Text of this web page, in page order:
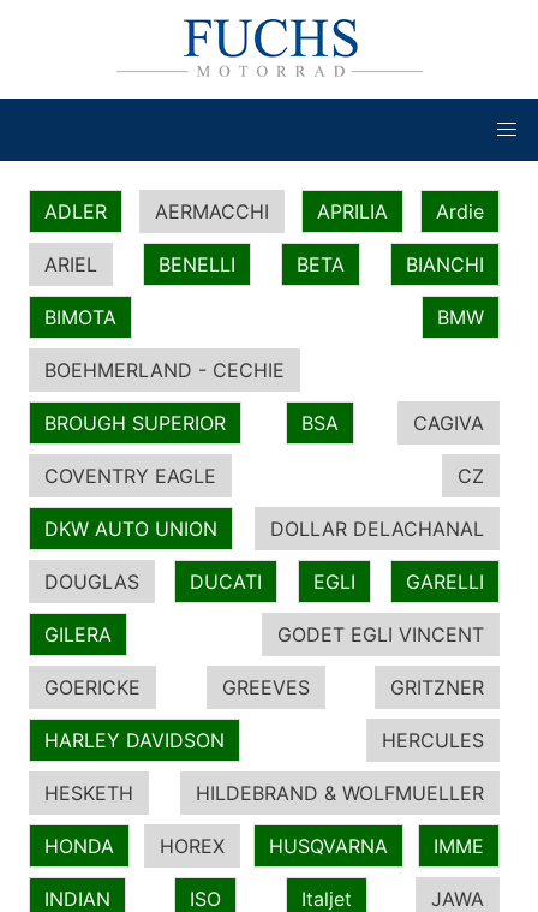
ADLER AERMACCHI APRILIA Ardie
ARIEL BENELLI BETA BIANCHI
BIMOTA BMW
BOEHMERLAND - CECHIE
BROUGH SUPERIOR BSA CAGIVA
COVENTRY EAGLE CZ
DKW AUTO UNION DOLLAR DELACHANAL
DOUGLAS DUCATI EGLI GARELLI
GILERA GODET EGLI VINCENT
GOERICKE GREEVES GRITZNER
HARLEY DAVIDSON HERCULES
HESKETH HILDEBRAND & WOLFMUELLER
HONDA HOREX HUSQVARNA IMME
INDIAN ISO Italjet JAWA